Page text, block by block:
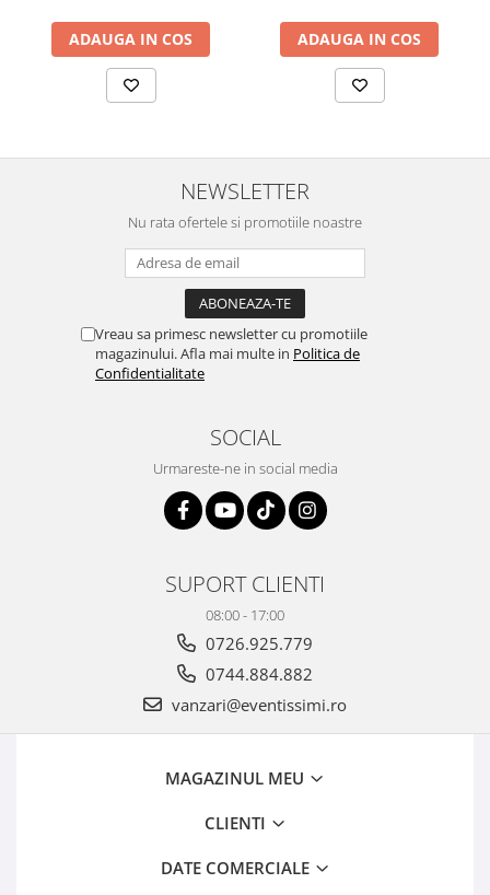
ADAUGA IN COS ADAUGA IN COS
NEWSLETTER
Nu rata ofertele si promotiile noastre
Vreau sa primesc newsletter cu promotiile
magazinului. Afla mai multe in Politica de
Confidentialitate
SOCIAL
Urmareste-ne in social media
SUPORT CLIENTI
08:00 - 17:00
0726.925.779
0744.884.882
vanzari@eventissimi.ro
MAGAZINUL MEU
CLIENTI
DATE COMERCIALE